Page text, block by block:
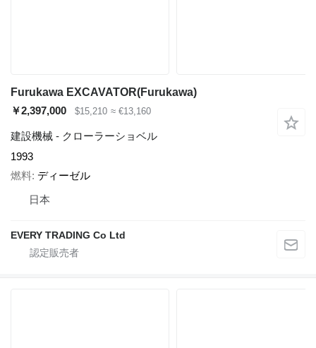
Furukawa EXCAVATOR(Furukawa)
￥2,397,000
$15,210 ≈ €13,160
建設機械 - クローラーショベル
1993
燃料 ディーゼル
日本
EVERY TRADING Co Ltd